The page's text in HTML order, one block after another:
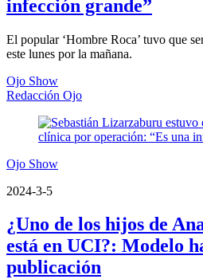
infección grande”
El popular ‘Hombre Roca’ tuvo que
este lunes por la mañana.
Ojo Show
Redacción Ojo
Ojo Show
2024-3-5
¿Uno de los hijos de
está en UCI?: Modelo
publicación